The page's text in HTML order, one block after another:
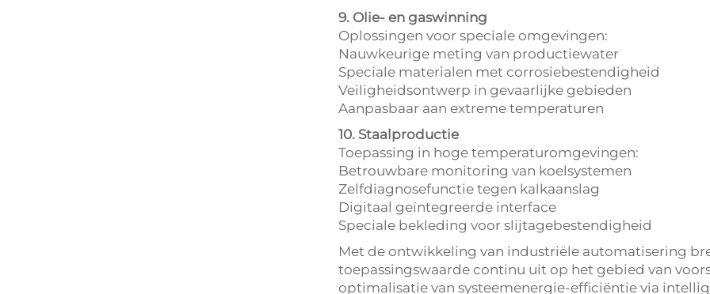
9. Olie- en gaswinning
Oplossingen voor speciale omgevingen:
Nauwkeurige meting van productiewater
Speciale materialen met corrosiebestendigheid
Veiligheidsontwerp in gevaarlijke gebieden
Aanpasbaar aan extreme temperaturen
10. Staalproductie
Toepassing in hoge temperaturomgevingen:
Betrouwbare monitoring van koelsystemen
Zelfdiagnosefunctie tegen kalkaanslag
Digitaal geïntegreerde interface
Speciale bekleding voor slijtagebestendigheid
Met de ontwikkeling van industriële automatisering
toepassingswaarde continu uit op het gebied van
optimalisatie van systeemenergie-efficiëntie via